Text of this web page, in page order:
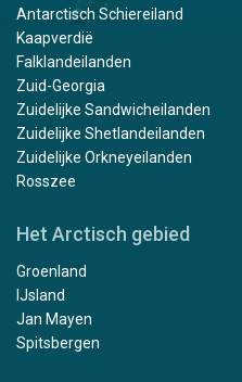
Antarctisch Schiereiland
Kaapverdië
Falklandeilanden
Zuid-Georgia
Zuidelijke Sandwicheilanden
Zuidelijke Shetlandeilanden
Zuidelijke Orkneyeilanden
Rosszee
Het Arctisch gebied
Groenland
IJsland
Jan Mayen
Spitsbergen